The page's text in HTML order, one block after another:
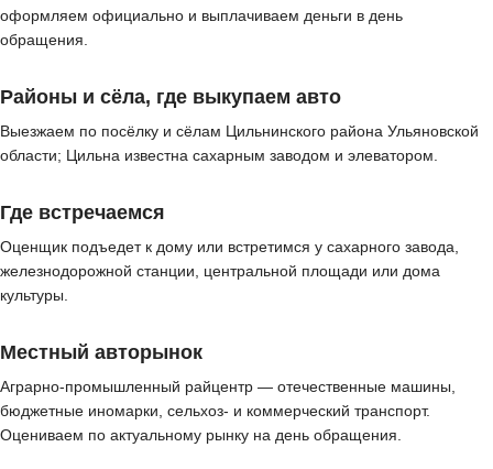
оформляем официально и выплачиваем деньги в день
обращения.
Районы и сёла, где выкупаем авто
Выезжаем по посёлку и сёлам Цильнинского района Ульяновской
области; Цильна известна сахарным заводом и элеватором.
Где встречаемся
Оценщик подъедет к дому или встретимся у сахарного завода,
железнодорожной станции, центральной площади или дома
культуры.
Местный авторынок
Аграрно-промышленный райцентр — отечественные машины,
бюджетные иномарки, сельхоз- и коммерческий транспорт.
Оцениваем по актуальному рынку на день обращения.